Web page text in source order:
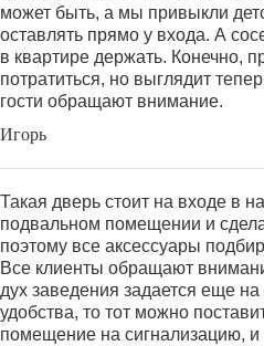
может быть, а мы привыкли
оставлять прямо у входа. А
в квартире держать. Конечно,
потратиться, но выглядит
гости обращают внимание.
Игорь
Такая дверь стоит на входе в
подвальном помещении и
поэтому все аксессуары
Все клиенты обращают
дух заведения задается еще на
удобства, то тот можно
помещение на сигнализацию,